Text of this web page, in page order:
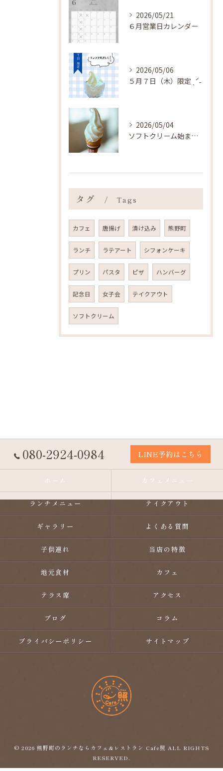
2026/05/21
６月営業日カレンダー
2026/05/06
５月７日（木）限定 ˎˊ˗
2026/05/04
ソフトクリーム始まりました ˎˊ˗
タグ Tags
カフェ 唐揚げ 漬け込み 熊野町
ランチ ラテアート シフォンケーキ
プリン パスタ ピザ ハンバーグ
記念日 女子会 テイクアウト
ソフトクリーム
080-2924-0984 LINE予約はこちら
ホーム カフェメニュー
ランチメニュー テイクアウト
ギャラリー よくある質問
子供連れ 当店の特徴
地元食材 カフェ
テラス席 アクセス
ブログ コラム
プライバシーポリシー サイトマップ
© 2026 熊野町のランチならカフェ&レストラン Cafe照 ALL RIGHTS
RESERVED.